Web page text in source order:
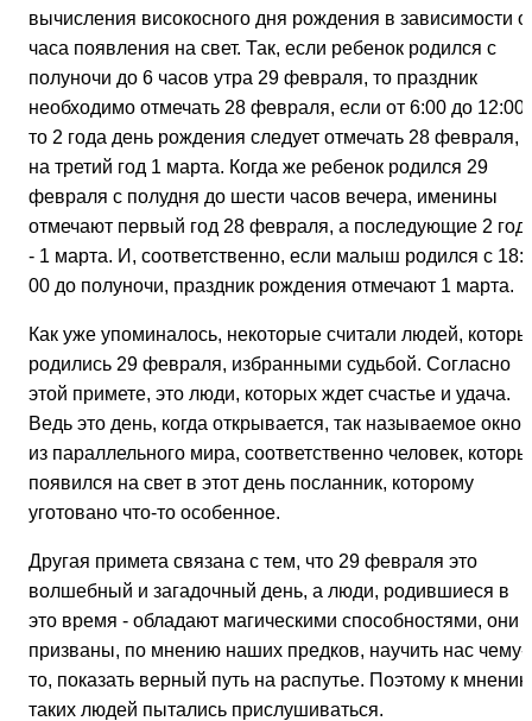
вычисления високосного дня рождения в зависимости
часа появления на свет. Так, если ребенок родился с
полуночи до 6 часов утра 29 февраля, то праздник
необходимо отмечать 28 февраля, если от 6:00 до 12:00,
то 2 года день рождения следует отмечать 28 февраля,
на третий год 1 марта. Когда же ребенок родился 29
февраля с полудня до шести часов вечера, именины
отмечают первый год 28 февраля, а последующие 2
- 1 марта. И, соответственно, если малыш родился с 18:
00 до полуночи, праздник рождения отмечают 1 марта.
Как уже упоминалось, некоторые считали людей,
родились 29 февраля, избранными судьбой. Согласно
этой примете, это люди, которых ждет счастье и удача.
Ведь это день, когда открывается, так называемое окно
из параллельного мира, соответственно человек,
появился на свет в этот день посланник, которому
уготовано что-то особенное.
Другая примета связана с тем, что 29 февраля это
волшебный и загадочный день, а люди, родившиеся в
это время - обладают магическими способностями, они
призваны, по мнению наших предков, научить нас чему-
то, показать верный путь на распутье. Поэтому к мнению
таких людей пытались прислушиваться.